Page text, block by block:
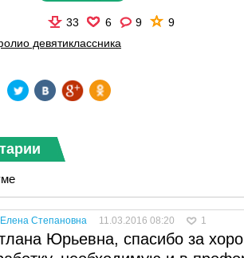
33 6 9
9
девятиклассника
Степановна 11.03.2016 08:20 1
Юрьевна, спасибо за